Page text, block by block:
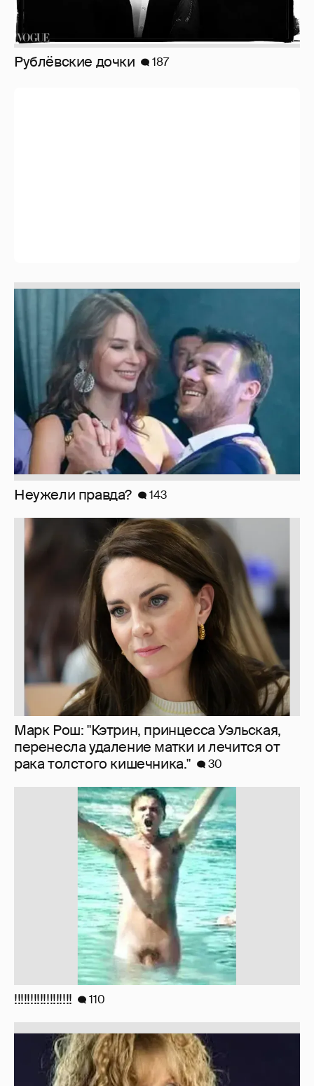
Рублёвские дочки 187
Неужели правда?
Марк Рош: "Кэтрин, принцесса Уэльская,
перенесла удаление матки и лечится от
рака толстого кишечника."
30
110
Знаменитости со странным "сексуальным
поведением"
180